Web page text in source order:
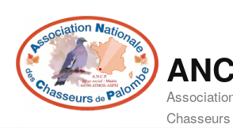
contenu
principal